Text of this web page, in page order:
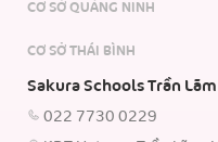
CƠ SỞ QUẢNG NINH
CƠ SỞ THÁI BÌNH
Sakura Schools Trần Lãm
022 7730 0229